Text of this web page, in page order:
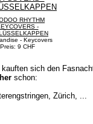
RHYTHM
-
- Keycovers
Preis: 9 CHF
sich den
schon:
Zürich, ...